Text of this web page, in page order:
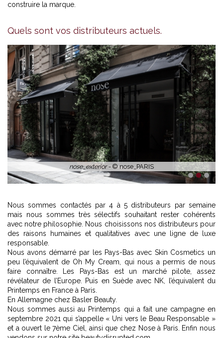
construire la marque.
Quels sont vos distributeurs actuels.
Printemps
1 2 3
Nous sommes contactés par 4 à 5 distributeurs par semaine
mais nous sommes très sélectifs souhaitant rester cohérents
avec notre philosophie. Nous choisissons nos distributeurs pour
des raisons humaines et qualitatives avec une ligne de luxe
responsable.
Nous avons démarré par les Pays-Bas avec Skin Cosmetics un
peu l’équivalent de Oh My Cream, qui nous a permis de nous
faire connaître. Les Pays-Bas est un marché pilote, assez
révélateur de l’Europe. Puis en Suède avec NK, l’équivalent du
Printemps en France à Paris.
En Allemagne chez Basler Beauty.
Nous sommes aussi au Printemps qui a fait une campagne en
septembre 2021 qui s’appelle « Uni vers le Beau Responsable »
et a ouvert le 7ème Ciel, ainsi que chez Nose à Paris. Enfin nous